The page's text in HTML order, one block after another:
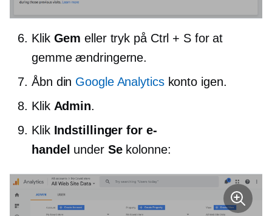
Klik Gem eller tryk på Ctrl + S for at
gemme ændringerne.
Åbn din Google Analyticskonto igen.
Klik Admin.
Klik Indstillinger for e-
handel under Sekolonne: